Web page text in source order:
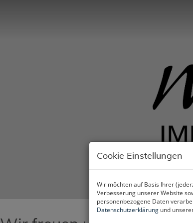
Cookie Einstellungen
Wir möchten auf Basis Ihrer
Verbesserung unserer Website
personenbezogene Daten
Datenschutzerklärung und